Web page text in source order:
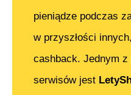
pieniądze podczas
w przyszłości
cashback. Jednym
serwisów jest